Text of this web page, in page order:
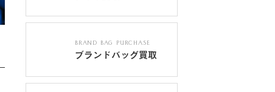
BRAND BAG PURCHASE
ブランドバッグ買取